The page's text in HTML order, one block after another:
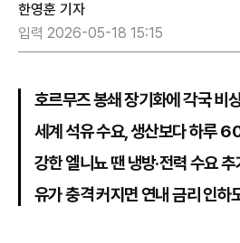
한영훈 기자
입력 2026-05-18 15:15
호르무즈 봉쇄 장기화에 각국 비
세계 석유 수요, 생산보다 하루
강한 엘니뇨 땐 냉방·전력 수요
유가 충격 커지면 연내 금리 인하